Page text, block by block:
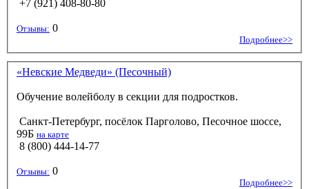
+7 (921) 408-80-80
Отзывы: 0
Подробнее>>
«Невские Медведи» (Песочный)
Обучение волейболу в секции для подростков.
Санкт-Петербург, посёлок Парголово, Песочное шоссе,
99Б на карте
8 (800) 444-14-77
Отзывы: 0
Подробнее>>